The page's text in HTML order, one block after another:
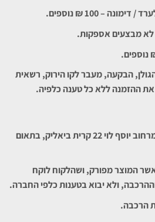
– 100 ₪ נוספים.
לא מבצעים אספקות.
הבקעה, מעבר לקו הירוק, רשאית
ההזמנה ללא כל טענה כלפיה.
ניתן לבצע איסוף עצמי, מרחוב יוסף לוי 22 קרית ביאליק, בתאום
המוצר מפורק, ושהלקוח לוקח
ולא יבוא בטענות כלפי החברה.
הרכבה.